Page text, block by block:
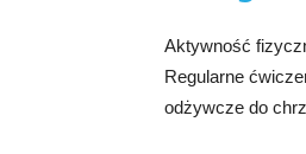
Aktywność
Regularne
odżywcze do